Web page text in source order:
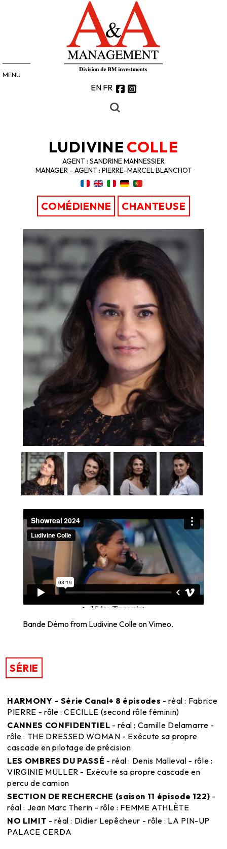
EN FR
MENU
LUDIVINE COLLE
AGENT : SANDRINE MANNESSIER
MANAGER - AGENT : PIERRE-MARCEL BLANCHOT
COMÉDIENNE CHANTEUSE
Bande Démofrom Ludivine ColleonVimeo.
SÉRIE
HARMONY - Série Canal+ 8 épisodes - réal : Fabrice
PIERRE - rôle : CECILLE (second rôle féminin)
CANNES CONFIDENTIEL - réal : Camille Delamarre -
rôle : THE DRESSED WOMAN - Exécute sa propre
cascade en pilotage de précision
LES OMBRES DU PASSÉ - réal : Denis Malleval - rôle :
VIRGINIE MULLER - Exécute sa propre cascade en
percu de camion
SECTION DE RECHERCHE (saison 11 épisode 122) -
réal : Jean Marc Therin - rôle : FEMME ATHLÈTE
NO LIMIT - réal : Didier Lepêcheur - rôle : LA PIN-UP
PALACE CERDA